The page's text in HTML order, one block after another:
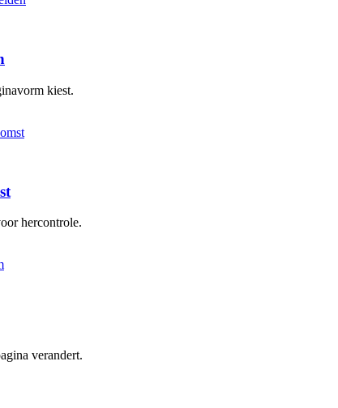
kiest.
hercontrole.
verandert.